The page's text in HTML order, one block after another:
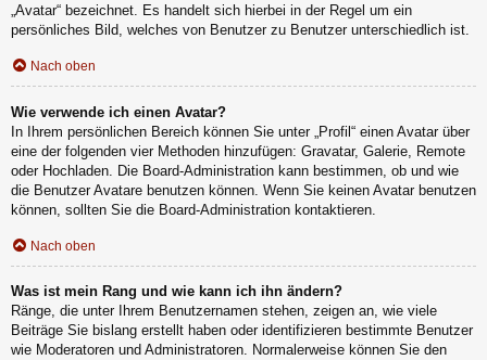
„Avatar“ bezeichnet. Es handelt sich hierbei in der Regel um ein
persönliches Bild, welches von Benutzer zu Benutzer unterschiedlich ist.
Nach oben
Wie verwende ich einen Avatar?
In Ihrem persönlichen Bereich können Sie unter „Profil“ einen Avatar über
eine der folgenden vier Methoden hinzufügen: Gravatar, Galerie, Remote
oder Hochladen. Die Board-Administration kann bestimmen, ob und wie
die Benutzer Avatare benutzen können. Wenn Sie keinen Avatar benutzen
können, sollten Sie die Board-Administration kontaktieren.
Nach oben
Was ist mein Rang und wie kann ich ihn ändern?
Ränge, die unter Ihrem Benutzernamen stehen, zeigen an, wie viele
Beiträge Sie bislang erstellt haben oder identifizieren bestimmte Benutzer
wie Moderatoren und Administratoren. Normalerweise können Sie den